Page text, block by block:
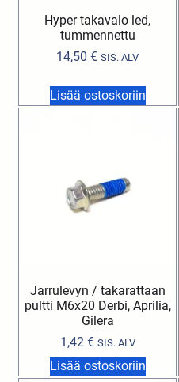
Hyper takavalo led,
tummennettu
14,50€ SIS. ALV
Lisää ostoskoriin
Jarrulevyn / takarattaan
pultti M6x20 Derbi, Aprilia,
Gilera
1,42 € SIS. ALV
Lisää ostoskoriin